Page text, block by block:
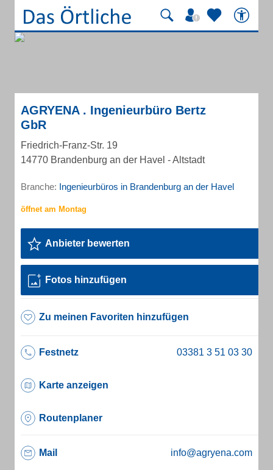
AGRYENA . Ingenieurbüro Bertz
GbR
Friedrich-Franz-Str. 19
14770 Brandenburg an der Havel - Altstadt
Branche: Ingenieurbüros in Brandenburg an der Havel
Anbieter bewerten
Fotos hinzufügen
Zu meinen Favoriten hinzufügen
Festnetz
Karte anzeigen
Routenplaner
Mail info@agryena.com